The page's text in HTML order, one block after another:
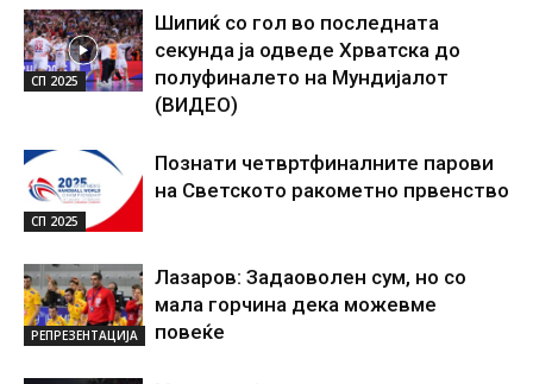
СП 2025
Шипиќ со гол во последната
секунда ја одведе Хрватска до
полуфиналето на Мундијалот
(ВИДЕО)
СП 2025
Познати четвртфиналните парови
на Светското ракометно првенство
РЕПРЕЗЕНТАЦИЈА
Лазаров: Задаоволен сум, но со
мала горчина дека можевме
повеќе